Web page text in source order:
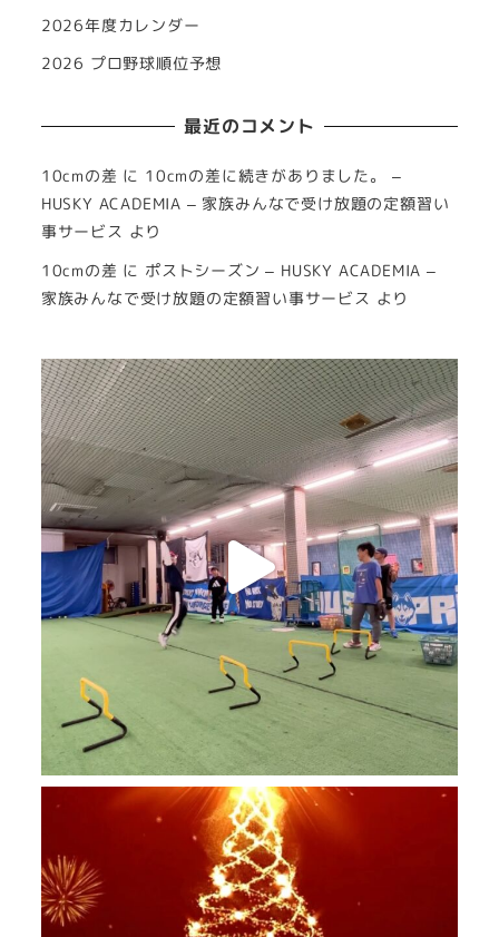
2026年度カレンダー
2026 プロ野球順位予想
最近のコメント
10cmの差 に 10cmの差に続きがありました。 –
HUSKY ACADEMIA – 家族みんなで受け放題の定額習い
事サービス より
10cmの差 に ポストシーズン – HUSKY ACADEMIA –
家族みんなで受け放題の定額習い事サービス より